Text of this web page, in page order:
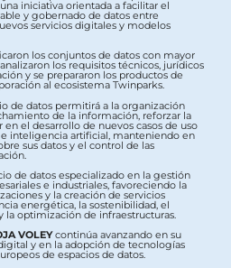
iniciativa orientada a facilitar el
y gobernado de datos entre
servicios digitales y modelos
los conjuntos de datos con mayor
los requisitos técnicos, jurídicos
y se prepararon los productos de
al ecosistema Twinparks.
de datos permitirá a la organización
de la información, reforzar la
el desarrollo de nuevos casos de uso
e inteligencia artificial, manteniendo en
sus datos y el control de las
de datos especializado en la gestión
e industriales, favoreciendo la
y la creación de servicios
energética, la sostenibilidad, el
optimización de infraestructuras.
VOLEYcontinúa avanzando en su
y en la adopción de tecnologías
de espacios de datos.